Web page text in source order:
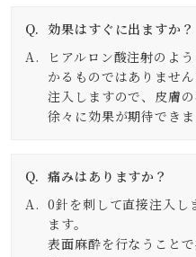
効果はすぐに出ますか？
ヒアルロン酸注射のよ
かるものではありませ
注入しますので、皮膚
徐々に効果が期待できま
痛みはありますか？
0針を刺して直接注入し
ます。
表面麻酔を行なうこと